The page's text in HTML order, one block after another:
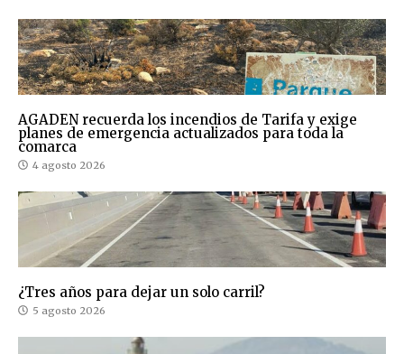
AGADEN recuerda los incendios de Tarifa y exige
planes de emergencia actualizados para toda la
comarca
4 agosto 2026
¿Tres años para dejar un solo carril?
5 agosto 2026